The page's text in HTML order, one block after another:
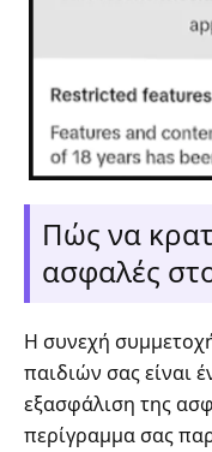
Πώς να
ασφαλές
Η συνεχή
παιδιών σας είναι
εξασφάλιση της
περίγραμμα σας